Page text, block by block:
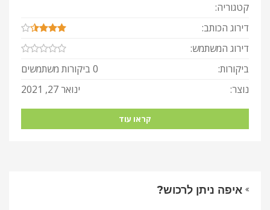
קטגוריה:
דירוג הכותב:
דירוג המשתמש:
ביקורות:
0 ביקורות משתמשים
נוצר:
ינואר 27, 2021
קראו עוד
איפה ניתן לרכוש?